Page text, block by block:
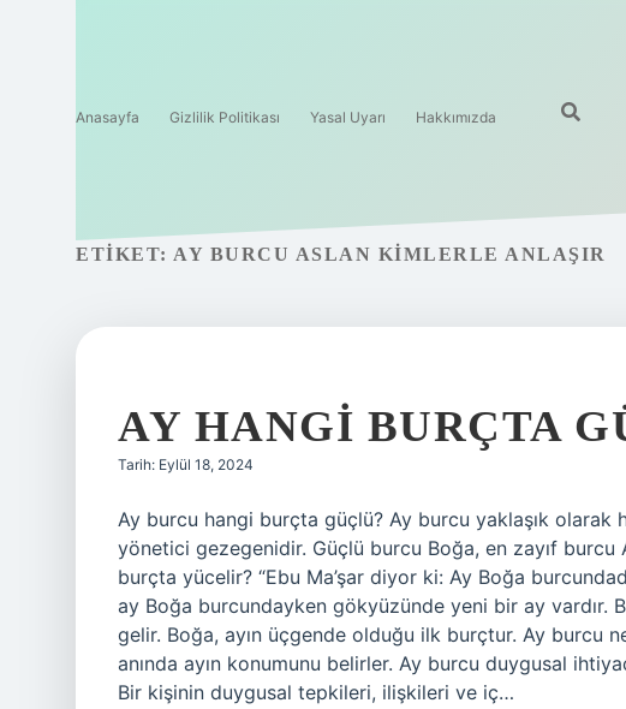
Anasayfa Gizlilik Politikası Yasal Uyarı Hakkımızda
ETIKET: AY BURCU ASLAN KIMLERLE ANLAŞIR
AY HANGI BURÇTA
Tarih: Eylül 18, 2024
Ay burcu hangi burçta güçlü? Ay burcu yaklaşık olarak
yönetici gezegenidir. Güçlü burcu Boğa, en zayıf burcu
burçta yücelir? “Ebu Ma’şar diyor ki: Ay Boğa
ay Boğa burcundayken gökyüzünde yeni bir ay vardır.
gelir. Boğa, ayın üçgende olduğu ilk burçtur. Ay burcu
anında ayın konumunu belirler. Ay burcu duygusal
Bir kişinin duygusal tepkileri, ilişkileri ve iç…